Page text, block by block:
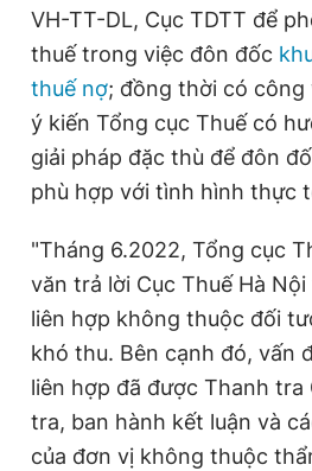
VH-TT-DL, Cục TDTT để
thuế trong việc đôn đốc
thuế nợ; đồng thời có công
ý kiến Tổng cục Thuế có
giải pháp đặc thù để đôn
phù hợp với tình hình thực
"Tháng 6.2022, Tổng cục
văn trả lời Cục Thuế Hà
liên hợp không thuộc đối
khó thu. Bên cạnh đó, vấn
liên hợp đã được Thanh tra
tra, ban hành kết luận và
của đơn vị không thuộc